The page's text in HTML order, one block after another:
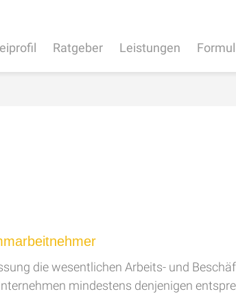
Ratgeber Leistungen
die wesentlichen Arbeits- und
mindestens denjenigen